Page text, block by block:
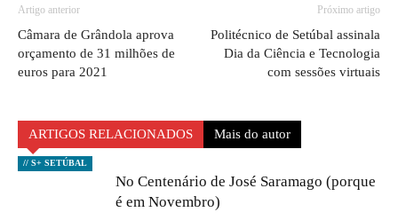
Artigo anterior
Câmara de Grândola aprova
orçamento de 31 milhões de
euros para 2021
Próximo artigo
Politécnico de Setúbal assinala
Dia da Ciência e Tecnologia
com sessões virtuais
ARTIGOS RELACIONADOS Mais do autor
// S+ SETÚBAL
No Centenário de José Saramago (porque
é em Novembro)